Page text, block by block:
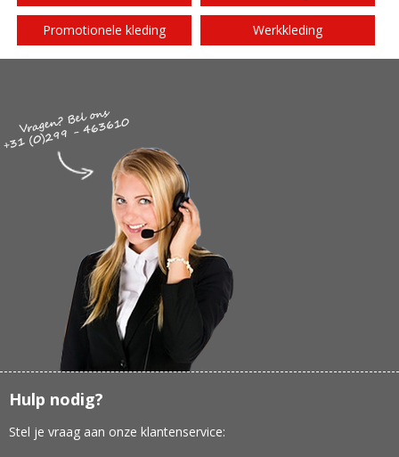
Promotionele kleding Werkkleding
Hulp nodig?
Stel je vraag aan onze klantenservice: